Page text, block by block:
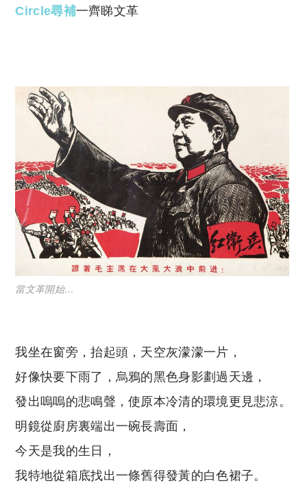
Circle尋補一齊睇文革
當文革開始…
我坐在窗旁，抬起頭，天空灰濛濛一片，
好像快要下雨了，烏鴉的黑色身影劃過天邊，
發出嗚嗚的悲鳴聲，使原本冷清的環境更見悲涼。
明鏡從廚房裏端出一碗長壽面，
今天是我的生日，
我特地從箱底找出一條舊得發黃的白色裙子。